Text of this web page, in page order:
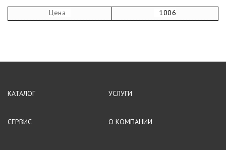
Цена 1006
КАТАЛОГ УСЛУГИ
СЕРВИС О КОМПАНИИ